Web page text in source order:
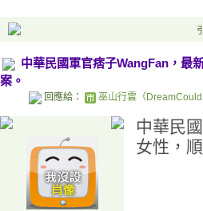
中華民國軍官痞子WangFan，最
案。
回應給： 巫山行雲（DreamCould
中華民
女性，